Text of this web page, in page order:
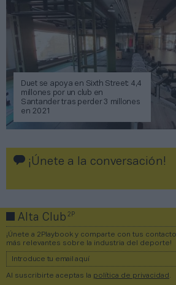
Duet se apoya en Sixth Street: 4,4
millones por un club en
Santander tras perder 3 millones
en 2021
¡Únete a la conversación!
Alta Club2P
¡Únete a 2Playbook y comparte con tus
más relevantes sobre la industria del deporte!
Al suscribirte aceptas la política de privacidad